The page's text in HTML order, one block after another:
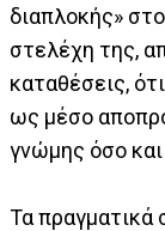
διαπλοκής»
στελέχη της,
καταθέσεις,
ως μέσο
γνώμης όσο
Τα πραγματικά